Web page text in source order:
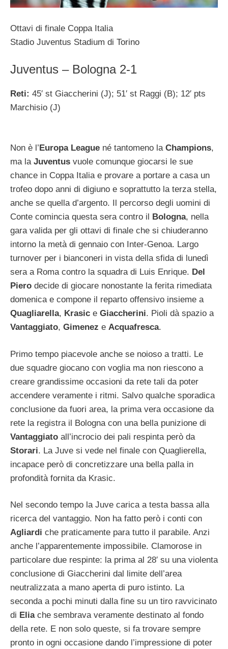
Ottavi di finale Coppa Italia
Stadio Juventus Stadium di Torino
Juventus – Bologna 2-1
Reti: 45′ st Giaccherini (J); 51′ st Raggi (B); 12′ pts
Marchisio (J)
Non è l’ Europa League né tantomeno la Champions,
ma laJuventus vuole comunque giocarsi le sue
chance in Coppa Italia e provare a portare a casa un
trofeo dopo anni di digiuno e soprattutto la terza stella,
anche se quella d’argento. Il percorso degli uomini di
Conte comincia questa sera contro il
Bologna, nella
gara valida per gli ottavi di finale che si chiuderanno
intorno la metà di gennaio con Inter-Genoa. Largo
turnover per i bianconeri in vista della sfida di lunedì
sera a Roma contro la squadra di Luis Enrique. Del
Piero decide di giocare nonostante la ferita rimediata
domenica e compone il reparto offensivo insieme a
Quagliarella, Krasic e Giaccherini. Pioli dà spazio a
Vantaggiato, Gimenez e Acquafresca.
Primo tempo piacevole anche se noioso a tratti. Le
due squadre giocano con voglia ma non riescono a
creare grandissime occasioni da rete tali da poter
accendere veramente i ritmi. Salvo qualche sporadica
conclusione da fuori area, la prima vera occasione da
rete la registra il Bologna con una bella punizione di
Vantaggiato all’incrocio dei pali respinta però da
Storari. La Juve si vede nel finale con Quaglierella,
incapace però di concretizzare una bella palla in
profondità fornita da Krasic.
Nel secondo tempo la Juve carica a testa bassa alla
ricerca del vantaggio. Non ha fatto però i conti con
Agliardi che praticamente para tutto il parabile. Anzi
anche l’apparentemente impossibile. Clamorose in
particolare due respinte: la prima al 28′ su una violenta
conclusione di Giaccherini dal limite dell’area
neutralizzata a mano aperta di puro istinto. La
seconda a pochi minuti dalla fine su un tiro ravvicinato
di Eliache sembrava veramente destinato al fondo
della rete. E non solo queste, si fa trovare sempre
pronto in ogni occasione dando l’impressione di poter